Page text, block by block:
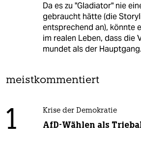
Da es zu "Gladiator" nie
gebraucht hätte (die
entsprechend an), könnte
im realen Leben, dass die
mundet als der
meistkommentiert
1 Krise der Demokratie
AfD-Wählen als